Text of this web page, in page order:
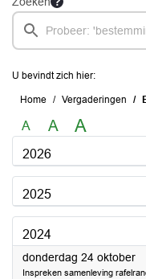
U bevindt zich hier:
Home Vergaderingen
A A A
2026
2025
2024
donderdag 24 oktober
Inspreken samenleving